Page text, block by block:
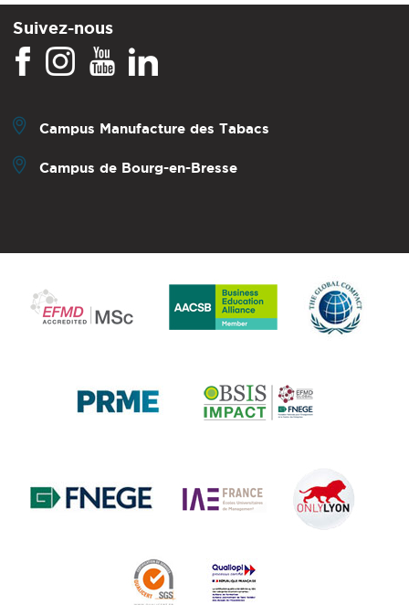
Suivez-nous
Campus Manufacture des Tabacs
Campus de Bourg-en-Bresse